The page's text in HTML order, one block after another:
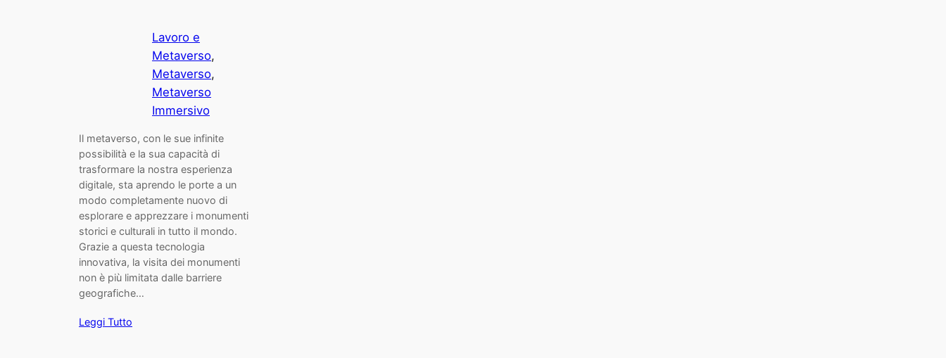
Lavoro e
Metaverso
Metaverso
Metaverso
Immersivo
Il metaverso, con le sue infinite
possibilità e la sua capacità di
trasformare la nostra esperienza
digitale, sta aprendo le porte a un
modo completamente nuovo di
esplorare e apprezzare i monumenti
storici e culturali in tutto il mondo.
Grazie a questa tecnologia
innovativa, la visita dei monumenti
non è più limitata dalle barriere
geografiche…
Leggi Tutto